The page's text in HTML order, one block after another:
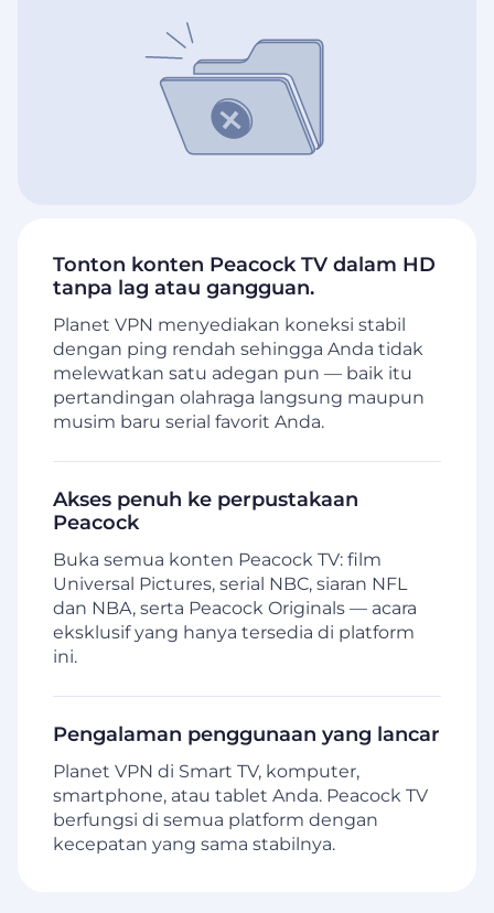
Tonton konten Peacock TV dalam HD
tanpa lag atau gangguan.
Planet VPN menyediakan koneksi stabil
dengan ping rendah sehingga Anda tidak
melewatkan satu adegan pun — baik itu
pertandingan olahraga langsung maupun
musim baru serial favorit Anda.
Akses penuh ke perpustakaan
Peacock
Buka semua konten Peacock TV: film
Universal Pictures, serial NBC, siaran NFL
dan NBA, serta Peacock Originals — acara
eksklusif yang hanya tersedia di platform
ini.
Pengalaman penggunaan yang lancar
Planet VPN di Smart TV, komputer,
smartphone, atau tablet Anda. Peacock TV
berfungsi di semua platform dengan
kecepatan yang sama stabilnya.